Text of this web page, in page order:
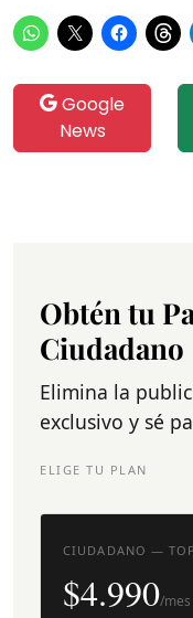
Google
News
Obtén tu
Ciudadano
Elimina la
exclusivo y sé
ELIGE TU PLAN
CIUDADANO — TOP
$4.990/mes